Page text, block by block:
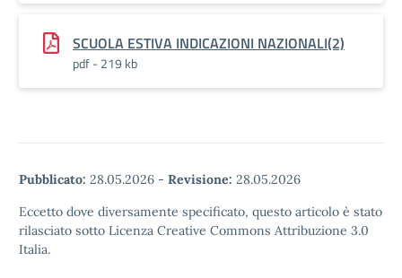
SCUOLA ESTIVA INDICAZIONI NAZIONALI(2)
pdf - 219 kb
Pubblicato: 28.05.2026 - Revisione: 28.05.2026
Eccetto dove diversamente specificato, questo articolo è stato
rilasciato sotto Licenza Creative Commons Attribuzione 3.0
Italia.